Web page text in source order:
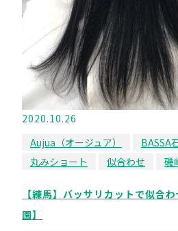
2020.10.26
Aujua（オージュア）
BASSA
丸みショート
似合わせ 磯
【練馬】バッサリカットで似合
園】